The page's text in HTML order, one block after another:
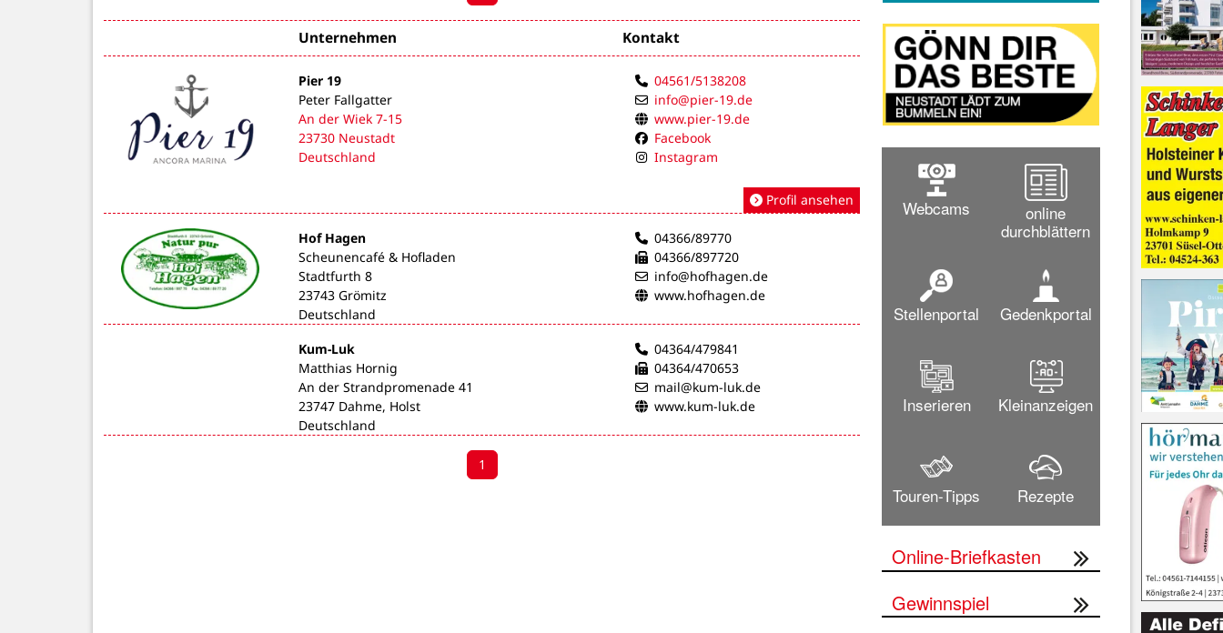
Unternehmen Kontakt
Pier 19
Peter Fallgatter
An der Wiek 7-15
23730 Neustadt
Deutschland
04561/5138208
info@pier-19.de
www.pier-19.de
Facebook
Instagram
Profil ansehen
Hof Hagen
Scheunencafé & Hofladen
Stadtfurth 8
23743 Grömitz
Deutschland
04366/89770
04366/897720
info@hofhagen.de
www.hofhagen.de
Kum-Luk
Matthias Hornig
An der Strandpromenade 41
23747 Dahme, Holst
Deutschland
04364/479841
04364/470653
mail@kum-luk.de
www.kum-luk.de
1
Webcams
online
durchblättern
Stellenportal Gedenkportal
Inserieren Kleinanzeigen
Touren-Tipps Rezepte
Online-Briefkasten
Gewinnspiel